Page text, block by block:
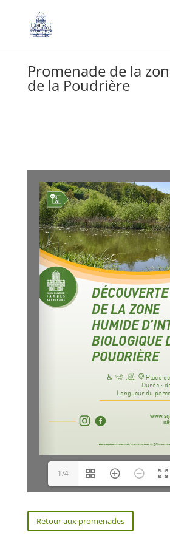
Promenade de la
de la Poudrière
1/4
Retour aux promenades